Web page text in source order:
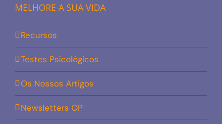
MELHORE A SUA VIDA
Recursos
Testes Psicológicos
Os Nossos Artigos
Newsletters OP